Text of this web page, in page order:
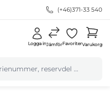
(+46)371-33 540
Logga inJämförFavoriterVarukorg